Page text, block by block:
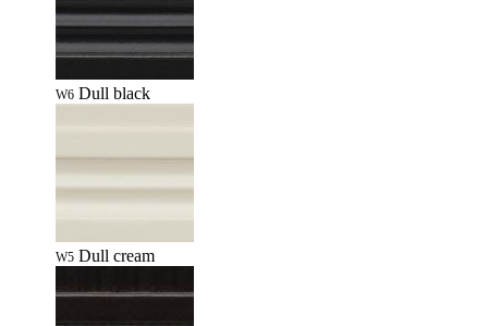
W6 Dull black
W5 Dull cream